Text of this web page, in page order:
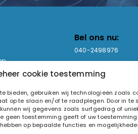
cookie toestemming
bieden, gebruiken wij technologieën zoals
op te slaan en/of te raadplegen. Door in te
wij gegevens zoals surfgedrag of
geen toestemming geeft of uw
op bepaalde functies en
Bel ons nu:
040-2498976
Openingstijden:
Ma - Vr: 09:00-17:00
Za: Enkel op